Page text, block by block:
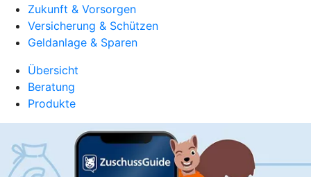
Zukunft & Vorsorgen
Versicherung & Schützen
Geldanlage & Sparen
Übersicht
Beratung
Produkte